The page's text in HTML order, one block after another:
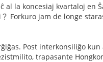
la koncesiaj kvartaloj en
Forkuro jam de longe
Post interkonsiliĝo
trapasante